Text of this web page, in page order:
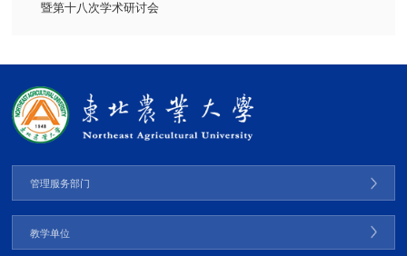
暨第十八次学术研讨会
管理服务部门
教学单位